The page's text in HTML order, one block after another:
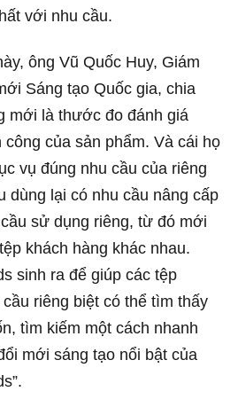
với nhu cầu.
ông Vũ Quốc Huy, Giám
Sáng tạo Quốc gia, chia
mới là thước đo đánh giá
của sản phẩm. Và cái họ
vụ đúng nhu cầu của riêng
dùng lại có nhu cầu nâng cấp
sử dụng riêng, từ đó mới
khách hàng khác nhau.
sinh ra để giúp các tệp
riêng biệt có thể tìm thấy
tìm kiếm một cách nhanh
mới sáng tạo nổi bật của